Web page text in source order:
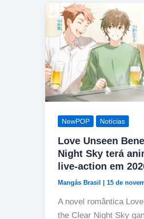
NewPOP Notícias
Love Unseen
Night Sky terá
live-action em
Mangás Brasil 15 de
A novel romântica
the Clear Night Sky